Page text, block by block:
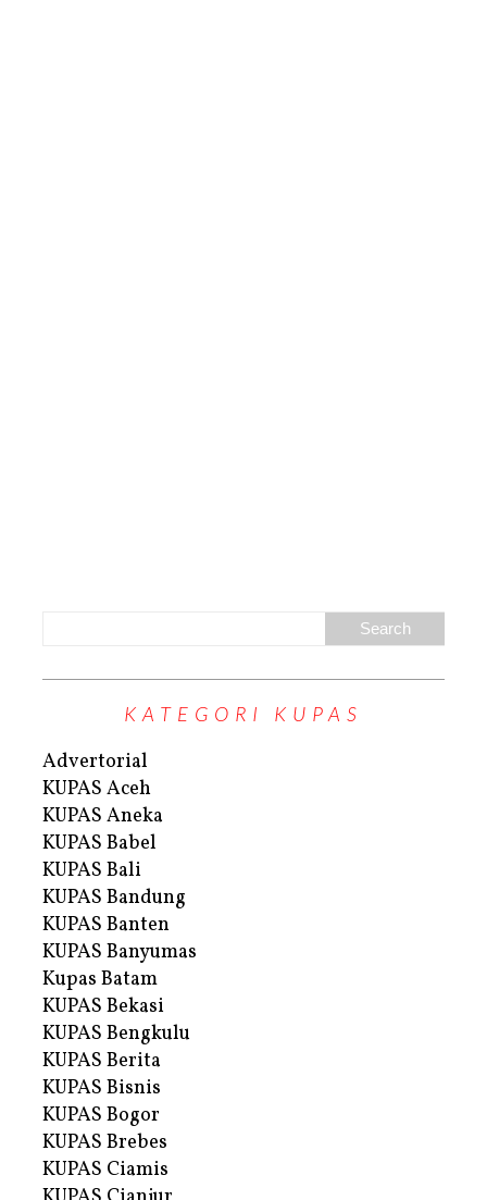
KATEGORI KUPAS
Advertorial
KUPAS Aceh
KUPAS Aneka
KUPAS Babel
KUPAS Bali
KUPAS Bandung
KUPAS Banten
KUPAS Banyumas
Kupas Batam
KUPAS Bekasi
KUPAS Bengkulu
KUPAS Berita
KUPAS Bisnis
KUPAS Bogor
KUPAS Brebes
KUPAS Ciamis